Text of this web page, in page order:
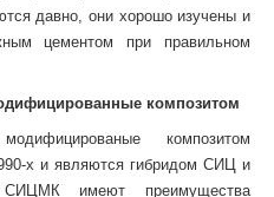
давно, они хорошо изучены и
цементом при правильном
композитом
композитом
х и являются гибридом СИЦ и
имеют преимущества